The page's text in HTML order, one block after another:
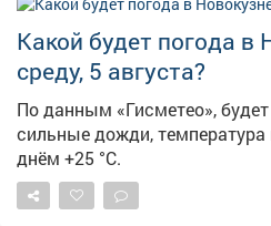
градусник покажет+17,+19°C,
Ожидаются дожди с
В пятницу ночные
составят+12,+17°C,
прогнозируются дожди и грозы. Погодные
ожидаются и в соседних
sib.fm , вНовосибирской
штормовое предупреждение:5
ожидаются сильные дожди,
Какой будет погода в
среду, 5 августа?
По данным «Гисметео», будет облачно, пройдут
сильные дожди, температура воздуха ночью +20 °С,
днём +25 °С.